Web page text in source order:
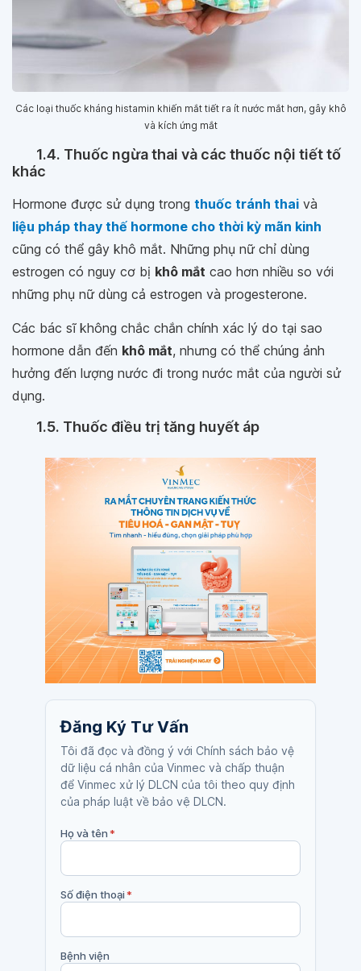
Các loại thuốc kháng histamin khiến mắt tiết ra ít nước mắt hơn, gây khô
và kích ứng mắt
1.4. Thuốc ngừa thai và các thuốc nội tiết tố
khác
Hormone được sử dụng trong thuốc tránh thai và
liệu pháp thay thế hormone cho thời kỳ mãn kinh
cũng có thể gây khô mắt. Những phụ nữ chỉ dùng
estrogen có nguy cơ bị khô mắt cao hơn nhiều so với
những phụ nữ dùng cả estrogen và progesterone.
Các bác sĩ không chắc chắn chính xác lý do tại sao
hormone dẫn đến khô mắt, nhưng có thể chúng ảnh
hưởng đến lượng nước đi trong nước mắt của người sử
dụng.
1.5. Thuốc điều trị tăng huyết áp
Đăng Ký Tư Vấn
Tôi đã đọc và đồng ý với Chính sách bảo vệ
dữ liệu cá nhân của Vinmec và chấp thuận
để Vinmec xử lý DLCN của tôi theo quy định
của pháp luật về bảo vệ DLCN.
Họ và tên*
Số điện thoại*
Bệnh viện